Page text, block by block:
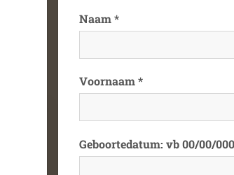
Naam *
Voornaam *
Geboortedatum: vb 00/00/